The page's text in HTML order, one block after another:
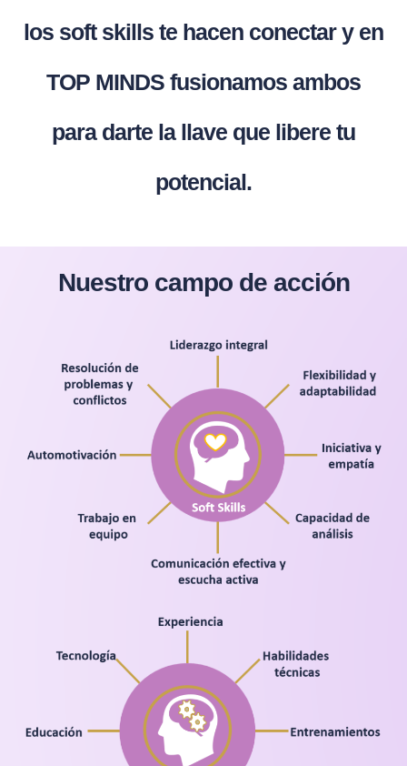
los soft skills te hacen conectar y en
TOP MINDS fusionamos ambos
para darte la llave que libere tu
potencial.
Nuestro campo de acción